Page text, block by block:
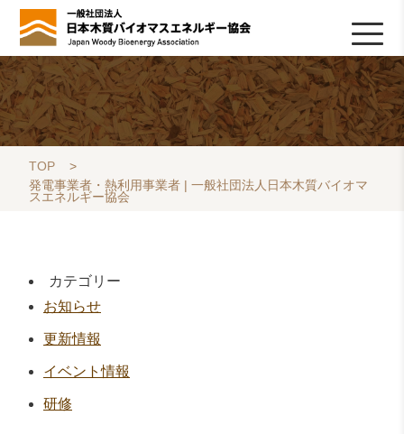
HOME
TOPICS
協会について
木質バイオマスの基礎知識
協会の活動
ライブラリ
データベース
Q&A
リンク集
お問い合わせ
会員専用
採用情報
TOP
>
発電事業者・熱利用事業者 | 一般社団法人日本木質バイオマ
スエネルギー協会
カテゴリー
お知らせ
更新情報
イベント情報
研修